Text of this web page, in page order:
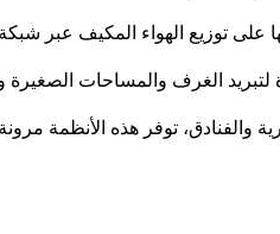
على توزيع الهواء المكيف عبر
لتبريد الغرف والمساحات
والفنادق، توفر هذه الأنظمة